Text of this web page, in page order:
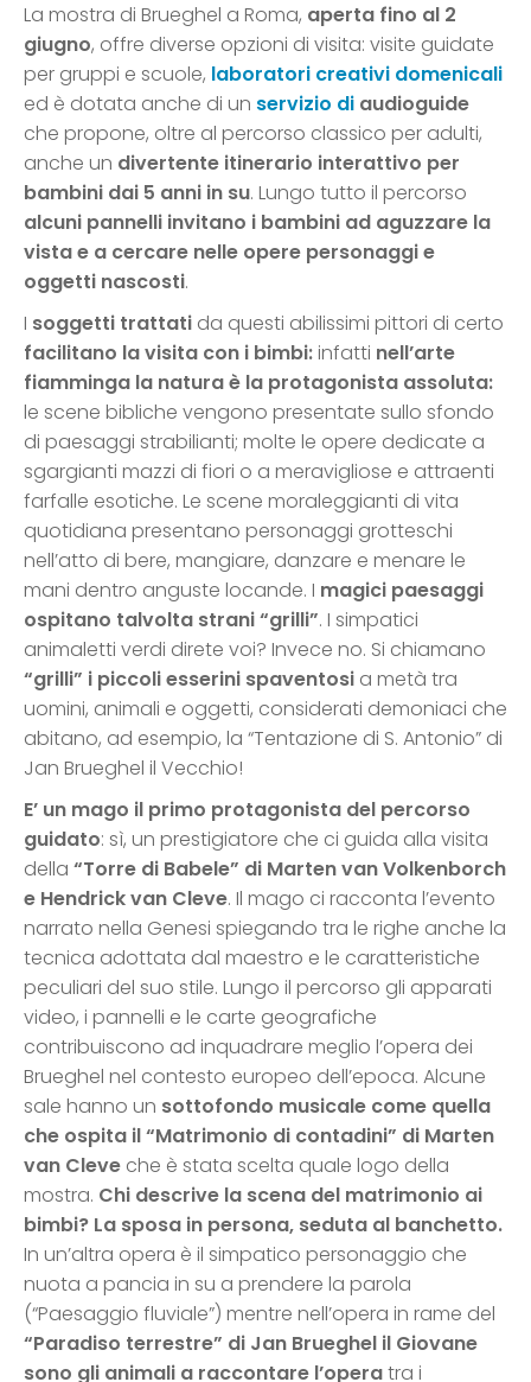
La mostra di Brueghel a Roma, aperta fino al 2
giugno, offre diverse opzioni di visita: visite guidate
per gruppi e scuole, laboratori creativi domenicali
ed è dotata anche di un servizio di audioguide
che propone, oltre al percorso classico per adulti,
anche un divertente itinerario interattivo per
bambini dai 5 anni in su. Lungo tutto il percorso
alcuni pannelli invitano i bambini ad aguzzare la
vista e a cercare nelle opere personaggi e
oggetti nascosti.
I soggetti trattati da questi abilissimi pittori di certo
facilitano la visita con i bimbi:infatti nell’arte
fiamminga la natura è la protagonista assoluta:
le scene bibliche vengono presentate sullo sfondo
di paesaggi strabilianti; molte le opere dedicate a
sgargianti mazzi di fiori o a meravigliose e attraenti
farfalle esotiche. Le scene moraleggianti di vita
quotidiana presentano personaggi grotteschi
nell’atto di bere, mangiare, danzare e menare le
mani dentro anguste locande. I magici paesaggi
ospitano talvolta strani “grilli”. I simpatici
animaletti verdi direte voi? Invece no. Si chiamano
“grilli” i piccoli esserini spaventosi a metà tra
uomini, animali e oggetti, considerati demoniaci che
abitano, ad esempio, la “Tentazione di S. Antonio” di
Jan Brueghel il Vecchio!
E’ un mago il primo protagonista del percorso
guidato: sì, un prestigiatore che ci guida alla visita
della “Torre di Babele” di Marten van Volkenborch
e Hendrick van Cleve. Il mago ci racconta l’evento
narrato nella Genesi spiegando tra le righe anche la
tecnica adottata dal maestro e le caratteristiche
peculiari del suo stile. Lungo il percorso gli apparati
video, i pannelli e le carte geografiche
contribuiscono ad inquadrare meglio l’opera dei
Brueghel nel contesto europeo dell’epoca. Alcune
sale hanno un sottofondo musicale come quella
che ospita il “Matrimonio di contadini” di Marten
van Cleve che è stata scelta quale logo della
mostra. Chi descrive la scena del matrimonio ai
bimbi? La sposa in persona, seduta al banchetto.
In un’altra opera è il simpatico personaggio che
nuota a pancia in su a prendere la parola
(“Paesaggio fluviale”) mentre nell’opera in rame del
“Paradiso terrestre” di Jan Brueghel il Giovane
sono gli animali a raccontare l’operatra i